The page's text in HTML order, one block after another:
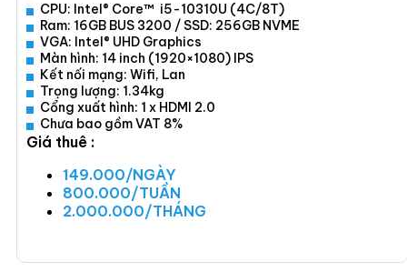
CPU: Intel® Core™ i5-10310U (4C/8T)
Ram: 16GB BUS 3200 / SSD: 256GB NVME
VGA: Intel® UHD Graphics
Màn hình: 14 inch (1920×1080) IPS
Kết nối mạng: Wifi, Lan
Trọng lượng: 1.34kg
Cổng xuất hình: 1 x HDMI 2.0
Chưa bao gồm VAT 8%
Giá thuê :
149.000/NGÀY
800.000/TUẦN
2.000.000/THÁNG